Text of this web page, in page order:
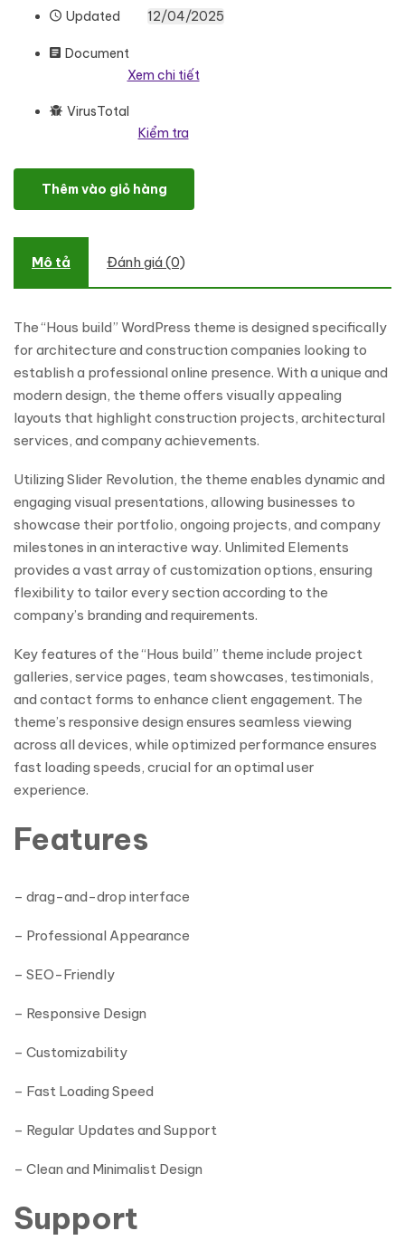
Updated 12/04/2025
Document
Xem chi tiết
VirusTotal
Kiểm tra
Hous build - Architecture And Construction Company
Thêm vào giỏ hàng
Mô tả Đánh giá (0)
The “Hous build” WordPress theme is designed specifically
for architecture and construction companies looking to
establish a professional online presence. With a unique and
modern design, the theme offers visually appealing
layouts that highlight construction projects, architectural
services, and company achievements.
Utilizing Slider Revolution, the theme enables dynamic and
engaging visual presentations, allowing businesses to
showcase their portfolio, ongoing projects, and company
milestones in an interactive way. Unlimited Elements
provides a vast array of customization options, ensuring
flexibility to tailor every section according to the
company’s branding and requirements.
Key features of the “Hous build” theme include project
galleries, service pages, team showcases, testimonials,
and contact forms to enhance client engagement. The
theme’s responsive design ensures seamless viewing
across all devices, while optimized performance ensures
fast loading speeds, crucial for an optimal user
experience.
Features
– drag-and-drop interface
– Professional Appearance
– SEO-Friendly
– Responsive Design
– Customizability
– Fast Loading Speed
– Regular Updates and Support
– Clean and Minimalist Design
Support